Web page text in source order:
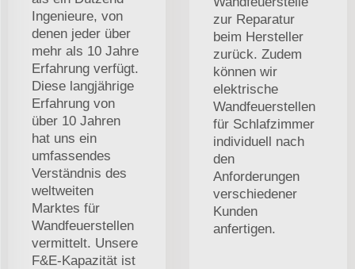
Ingenieure, von
denen jeder über
mehr als 10 Jahre
Erfahrung verfügt.
Diese langjährige
Erfahrung von
über 10 Jahren
hat uns ein
umfassendes
Verständnis des
weltweiten
Marktes für
Wandfeuerstellen
vermittelt. Unsere
F&E-Kapazität ist
zur Reparatur
beim Hersteller
zurück. Zudem
können wir
elektrische
Wandfeuerstellen
für Schlafzimmer
individuell nach
den
Anforderungen
verschiedener
Kunden
anfertigen.